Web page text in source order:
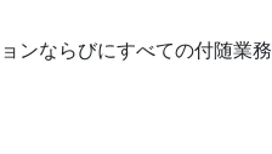
ンならびにすべての付随業務